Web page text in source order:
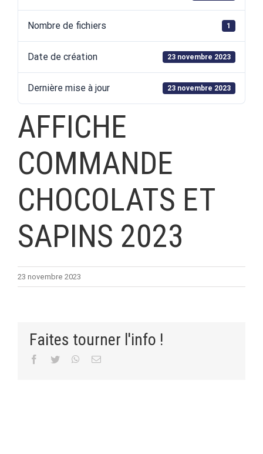
Nombre de fichiers 1
Date de création 23 novembre 2023
Dernière mise à jour 23 novembre 2023
AFFICHE
COMMANDE
CHOCOLATS ET
SAPINS 2023
23 novembre 2023
Faites tourner l'info !
Facebook
Twitter WhatsApp
Email